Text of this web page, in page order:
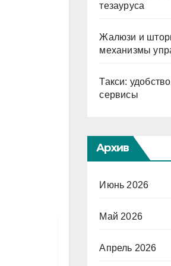
тезауруса
Жалюзи и
механизмы
Такси:
сервисы
Архив
Июнь 2026
Май 2026
Апрель 2026